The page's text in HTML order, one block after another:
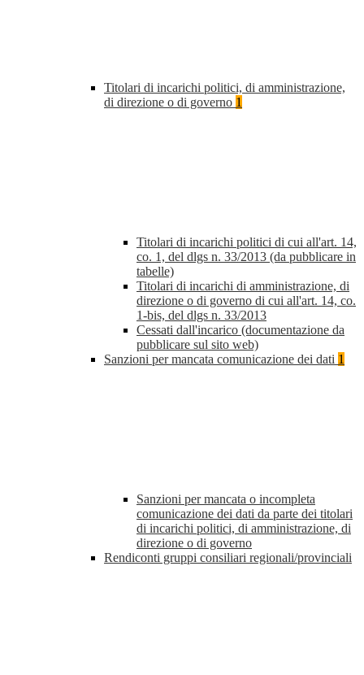
Titolari di incarichi politici, di amministrazione,
di direzione o di governo 1
Titolari di incarichi politici di cui all'art. 14,
co. 1, del dlgs n. 33/2013 (da pubblicare in
tabelle)
Titolari di incarichi di amministrazione, di
direzione o di governo di cui all'art. 14, co.
1-bis, del dlgs n. 33/2013
Cessati dall'incarico (documentazione da
pubblicare sul sito web)
Sanzioni per mancata comunicazione dei dati 1
Sanzioni per mancata o incompleta
comunicazione dei dati da parte dei titolari
di incarichi politici, di amministrazione, di
direzione o di governo
Rendiconti gruppi consiliari regionali/provinciali